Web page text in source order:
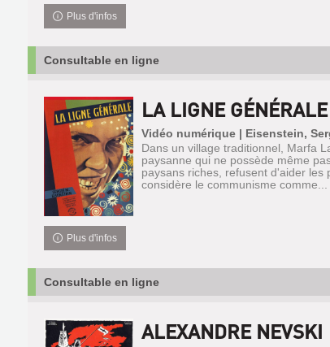
Plus d'infos
Consultable en ligne
LA LIGNE GÉNÉRALE
Vidéo numérique | Eisenstein,
Dans un village traditionnel, Marfa
paysanne qui ne possède même
paysans riches, refusent d'aider les
considère le communisme comme...
Plus d'infos
Consultable en ligne
ALEXANDRE NEVSKI